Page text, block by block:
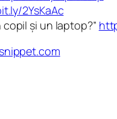
2YsKaAc
și un laptop?”